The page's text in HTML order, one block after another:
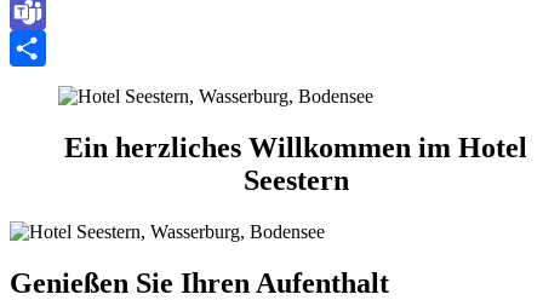
Email
Teams
Ein herzliches Willkommen im Hotel
Seestern
Genießen Sie Ihren Aufenthalt